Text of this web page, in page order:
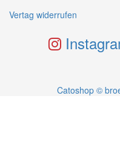
Vertag widerrufen
Catoshop ©